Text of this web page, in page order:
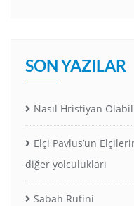
SON YAZILAR
Nasıl Hristiyan
Elçi Pavlus’un
diğer yolculukları
Sabah Rutini